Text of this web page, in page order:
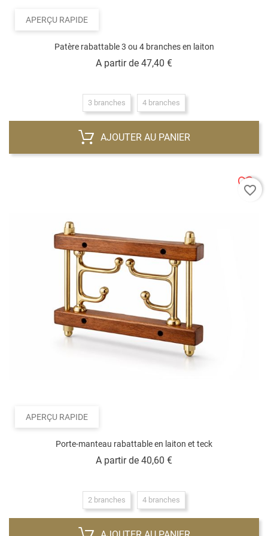
APERÇU RAPIDE
Patère rabattable 3 ou 4 branches en laiton
A partir de 47,40 €Prix
3 branches 4 branches
AJOUTER AU PANIER
APERÇU RAPIDE
Porte-manteau rabattable en laiton et teck
A partir de 40,60 €Prix
2 branches 4 branches
favorite_border